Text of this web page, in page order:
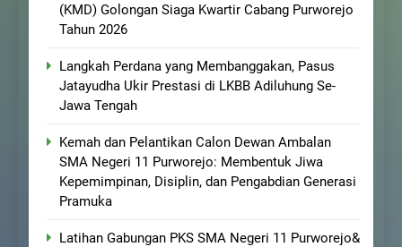
(KMD) Golongan Siaga Kwartir Cabang Purworejo
Tahun 2026
Langkah Perdana yang Membanggakan, Pasus
Jatayudha Ukir Prestasi di LKBB Adiluhung Se-
Jawa Tengah
Kemah dan Pelantikan Calon Dewan Ambalan
SMA Negeri 11 Purworejo: Membentuk Jiwa
Kepemimpinan, Disiplin, dan Pengabdian Generasi
Pramuka
Latihan Gabungan PKS SMA Negeri 11 Purworejo&